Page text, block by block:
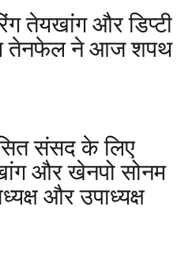
तेयखांग और डिप्टी
तेनफेल ने आज शपथ
संसद के लिए
और खेनपो सोनम
और उपाध्यक्ष